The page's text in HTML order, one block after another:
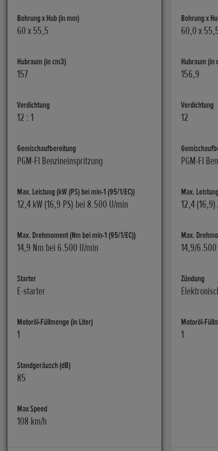
Bohrung x Hub (in mm)
60 x 55,5
Hubraum (in cm3)
157
Verdichtung
12 : 1
Gemischaufbereitung
PGM-FI Benzineinspritzung
Max. Leistung (kW (PS) bei min-1 (95/1/EC))
12,4 kW (16,9 PS) bei 8.500 U/min
Max. Drehmoment (Nm bei min-1 (95/1/EC))
14,9 Nm bei 6.500 U/min
Starter
E-starter
Motoröl-Füllmenge (in Liter)
1
Standgeräusch (dB)
85
Max Speed
108 km/h
Bohrung x
60,0 x
Hubraum (in
156,9
Verdichtung
12
PGM-FI
Max.
12,4
Max.
14,9/6.500
Zündung
Motoröl-
1